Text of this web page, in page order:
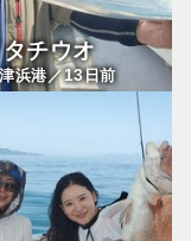
タチウオ
浜港／13日前